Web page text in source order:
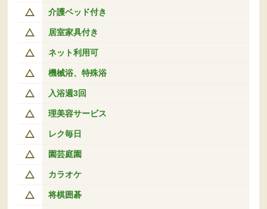
介護ベッド付き
居室家具付き
ネット利用可
機械浴、特殊浴
入浴週3回
理美容サービス
レク毎日
園芸庭園
カラオケ
将棋囲碁